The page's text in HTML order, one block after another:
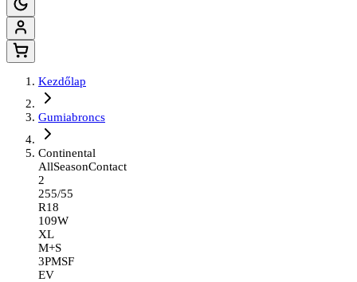
Kezdőlap
Gumiabroncs
Continental
AllSeasonContact
2
255/55
R18
109W
XL
M+S
3PMSF
EV